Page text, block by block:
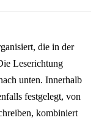
die in der
Leserichtung
unten. Innerhalb
festgelegt, von
kombiniert